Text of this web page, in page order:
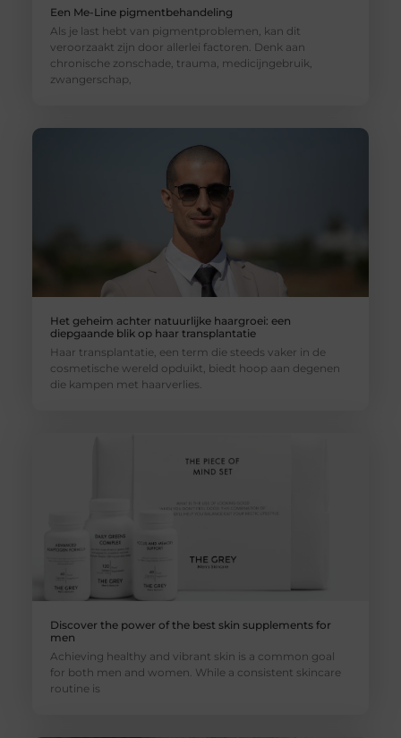
Een Me-Line pigmentbehandeling
Als je last hebt van pigmentproblemen, kan dit
veroorzaakt zijn door allerlei factoren. Denk aan
chronische zonschade, trauma, medicijngebruik,
zwangerschap,
Het geheim achter natuurlijke haargroei: een
diepgaande blik op haar transplantatie
Haar transplantatie, een term die steeds vaker in de
cosmetische wereld opduikt, biedt hoop aan degenen
die kampen met haarverlies.
Discover the power of the best skin supplements for
men
Achieving healthy and vibrant skin is a common goal
for both men and women. While a consistent skincare
routine is